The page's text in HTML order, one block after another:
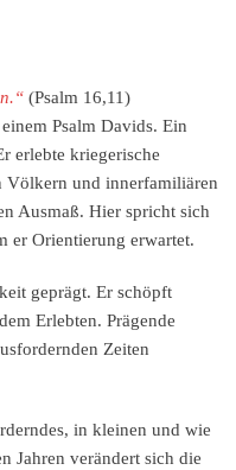
(Psalm 16,11)
Psalm Davids. Ein
erlebte kriegerische
Völkern und innerfamiliären
Ausmaß. Hier spricht sich
er Orientierung erwartet.
geprägt. Er schöpft
Erlebten. Prägende
Zeiten
in kleinen und wie
Jahren verändert sich die